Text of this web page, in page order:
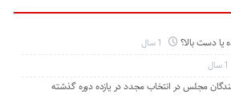
دست بالا؟
مجلس در انتخاب مجدد در یازده دوره گذشته